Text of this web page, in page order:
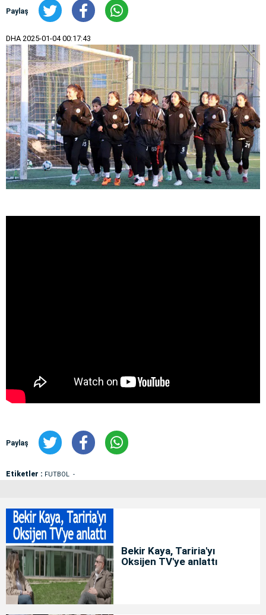
Paylaş
DHA 2025-01-04 00:17:43
Paylaş
Etiketler : FUTBOL
Bekir Kaya, Tariria'yı
Oksijen TV'ye anlattı